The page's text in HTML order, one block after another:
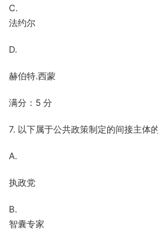
C.
法约尔
D.
赫伯特.西蒙
满分：5 分
7. 以下属于公共政策制定的间接主体
A.
执政党
B.
智囊专家